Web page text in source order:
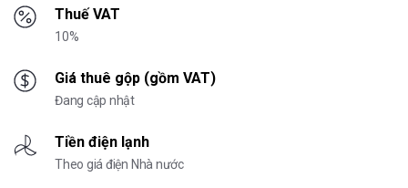
Thuế VAT
10%
Giá thuê gộp (gồm VAT)
Đang cập nhật
Tiền điện lạnh
Theo giá điện Nhà nước